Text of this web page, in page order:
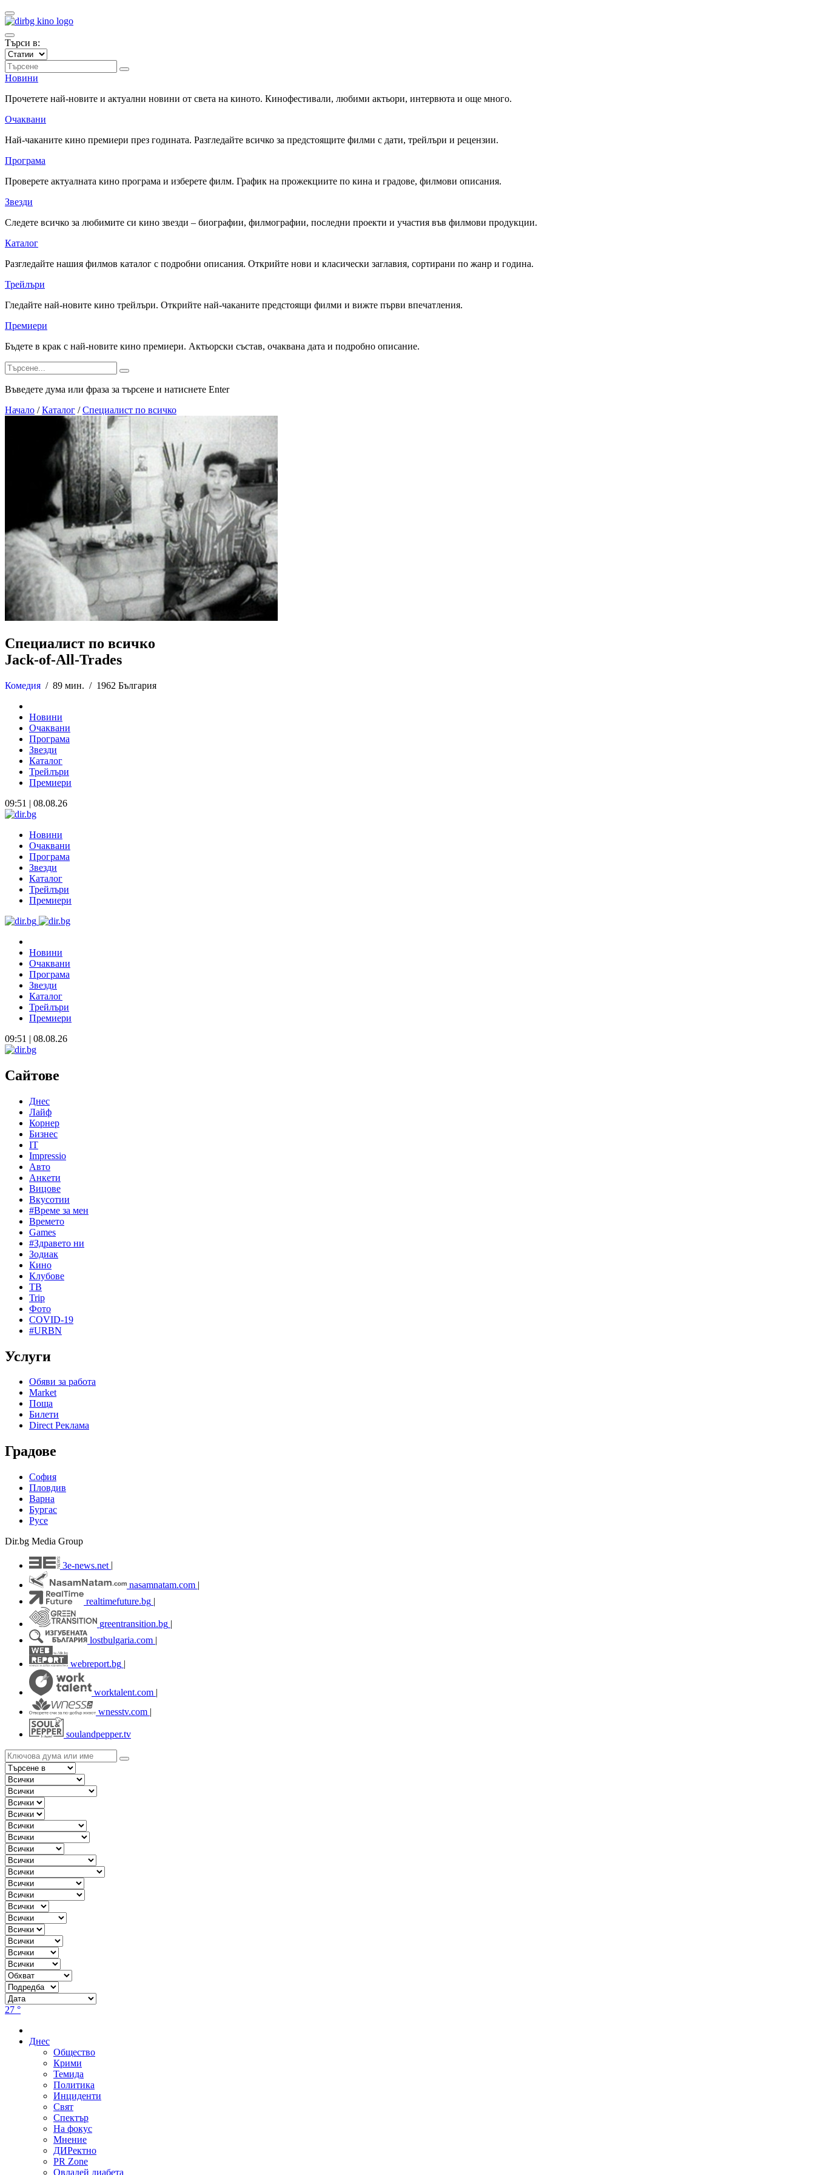
Търси в:
Новини
Прочетете най-новите и актуални новини от света на киното. Кинофестивали, любими актьори, интервюта и още много.
Очаквани
Най-чаканите кино премиери през годината. Разгледайте всичко за предстоящите филми с дати, трейлъри и рецензии.
Програма
Проверете актуалната кино програма и изберете филм. График на прожекциите по кина и градове, филмови описания.
Звезди
Следете всичко за любимите си кино звезди – биографии, филмографии, последни проекти и участия във филмови продукции.
Каталог
Разгледайте нашия филмов каталог с подробни описания. Открийте нови и класически заглавия, сортирани по жанр и година.
Трейлъри
Гледайте най-новите кино трейлъри. Открийте най-чаканите предстоящи филми и вижте първи впечатления.
Премиери
Бъдете в крак с най-новите кино премиери. Актьорски състав, очаквана дата и подробно описание.
Въведете дума или фраза за търсене и натиснете Enter
Начало / Каталог / Специалист по всичко
Специалист по всичко
Jack-of-All-Trades
Комедия / 89 мин. / 1962 България
Новини
Очаквани
Програма
Звезди
Каталог
Трейлъри
Премиери
09:51 | 08.08.26
Новини
Очаквани
Програма
Звезди
Каталог
Трейлъри
Премиери
Новини
Очаквани
Програма
Звезди
Каталог
Трейлъри
Премиери
09:51 | 08.08.26
Сайтове
Днес
Лайф
Корнер
Бизнес
IT
Impressio
Авто
Анкети
Вицове
Вкусотии
#Време за мен
Времето
Games
#Здравето ни
Зодиак
Кино
Клубове
ТВ
Trip
Фото
COVID-19
#URBN
Услуги
Обяви за работа
Market
Поща
Билети
Direct Реклама
Градове
София
Пловдив
Варна
Бургас
Русе
Dir.bg Media Group
3e-news.net
nasamnatam.com |
realtimefuture.bg |
greentransition.bg |
lostbulgaria.com |
webreport.bg |
worktalent.com |
wnesstv.com |
soulandpepper.tv
27 °
Днес
Общество
Крими
Темида
Политика
Инциденти
Свят
Спектър
На фокус
Мнение
ДИРектно
PR Zone
Овладей диабета